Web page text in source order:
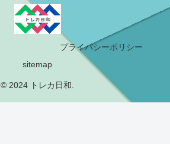
プライバシーポリシー
sitemap
© 2024 トレカ日和.